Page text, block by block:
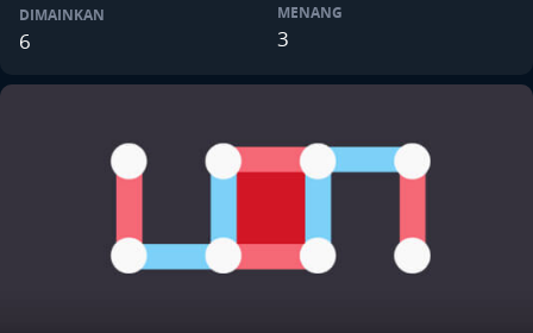
DIMAINKAN
6
MENANG
3